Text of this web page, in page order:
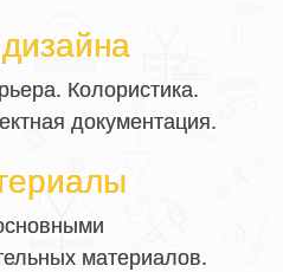
Колористика.
документация.
материалов.